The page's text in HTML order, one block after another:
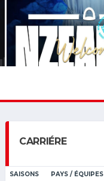
CARRIÉRE
SAISONS PAYS / ÉQUIPES